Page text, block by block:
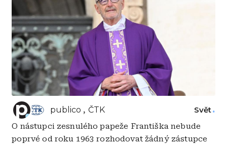
publico ČTK Svět
O nástupci zesnulého papeže Františka nebude
poprvé od roku 1963 rozhodovat žádný zástupce